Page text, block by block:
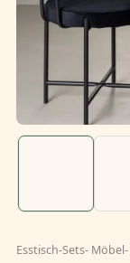
Esstisch-Sets- Möbel-